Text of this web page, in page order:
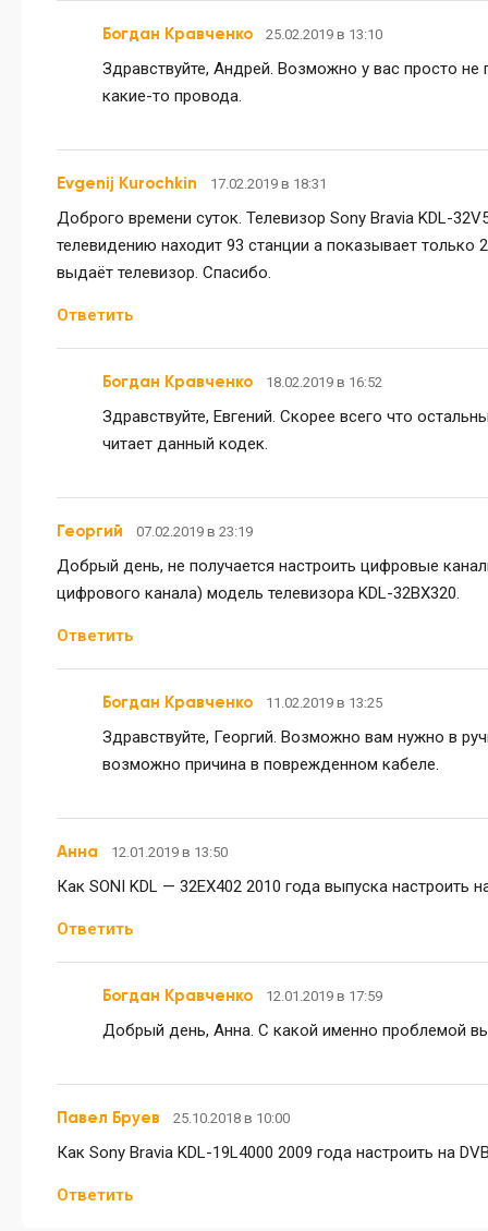
Богдан Кравченко 25.02.2019 в 13:10
Здравствуйте, Андрей. Возможно у вас просто
какие-то провода.
Evgenij Kurochkin 17.02.2019 в 18:31
Доброго времени суток. Телевизор Sony Bravia KDL-
телевидению находит 93 станции а показывает только
выдаёт телевизор. Спасибо.
Ответить
Богдан Кравченко 18.02.2019 в 16:52
Здравствуйте, Евгений. Скорее всего что
читает данный кодек.
Георгий 07.02.2019 в 23:19
Добрый день, не получается настроить цифровые
цифрового канала) модель телевизора KDL-32BX320.
Ответить
Богдан Кравченко 11.02.2019 в 13:25
Здравствуйте, Георгий. Возможно вам нужно в
возможно причина в поврежденном кабеле.
Анна 12.01.2019 в 13:50
Как SONI KDL — 32EX402 2010 года выпуска настроить
Ответить
Богдан Кравченко 12.01.2019 в 17:59
Добрый день, Анна. С какой именно проблемой
Павел Бруев 25.10.2018 в 10:00
Как Sony Bravia KDL-19L4000 2009 года настроить на
Ответить